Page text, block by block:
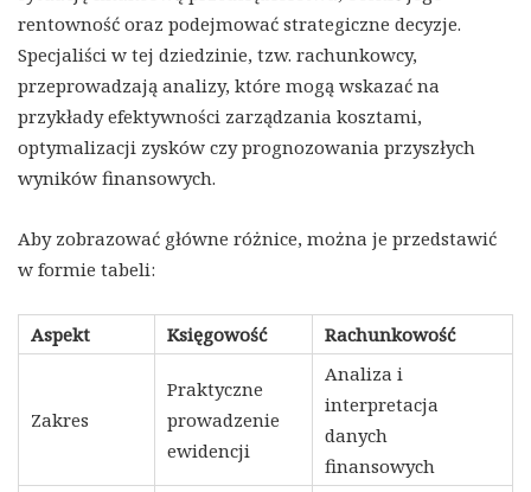
rentowność oraz podejmować strategiczne decyzje.
Specjaliści w tej dziedzinie, tzw. rachunkowcy,
przeprowadzają analizy, które mogą wskazać na
przykłady efektywności zarządzania kosztami,
optymalizacji zysków czy prognozowania przyszłych
wyników finansowych.
Aby zobrazować główne różnice, można je przedstawić
w formie tabeli:
Aspekt Księgowość Rachunkowość
Zakres
Praktyczne
prowadzenie
ewidencji
Analiza i
interpretacja
danych
finansowych